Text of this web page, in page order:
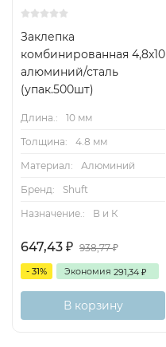
Заклепка
комбинированная 4,8х10
алюминий/сталь
(упак.500шт)
Длина.:
10 мм
Толщина:
4.8 мм
Материал:
Алюминий
Бренд:
Shuft
Назначение.:
В и К
647,43 ₽ 938,77₽
- 31% Экономия 291,34 ₽
В корзину